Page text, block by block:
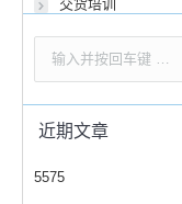
交货培训
近期文章
5575